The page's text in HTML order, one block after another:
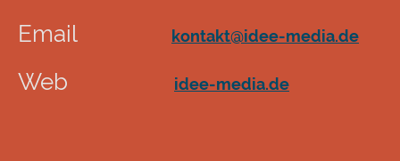
Email kontakt@idee-media.de
Web idee-media.de